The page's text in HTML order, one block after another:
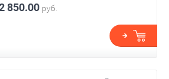
850.00 руб.